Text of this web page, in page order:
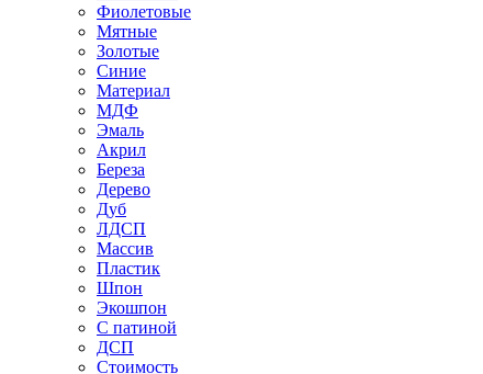
Фиолетовые
Мятные
Золотые
Синие
Материал
МДФ
Эмаль
Акрил
Береза
Дерево
Дуб
ЛДСП
Массив
Пластик
Шпон
Экошпон
С патиной
ДСП
Стоимость